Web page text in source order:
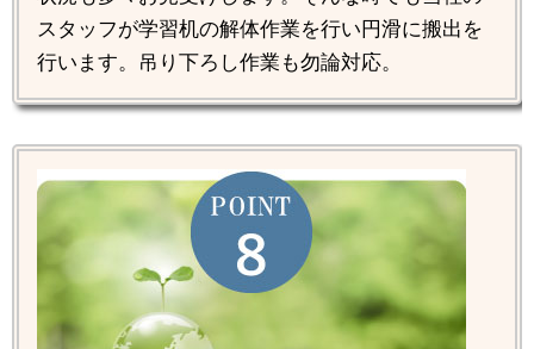
スタッフが学習机の解体作業を行い円滑に搬出を
行います。吊り下ろし作業も勿論対応。